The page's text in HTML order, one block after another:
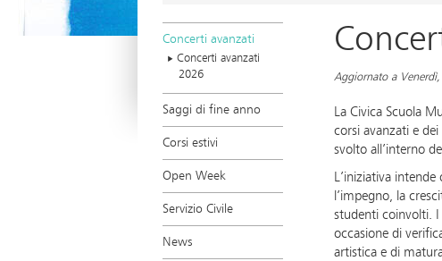
Concerti avanzati
Concerti avanzati
2026
Saggi di fine anno
Corsi estivi
Open Week
Servizio Civile
News
Aggiornato a
La Civica Scuola
corsi avanzati e
svolto all’interno
L’iniziativa
l’impegno, la
studenti coinvolti. I
occasione di
artistica e di